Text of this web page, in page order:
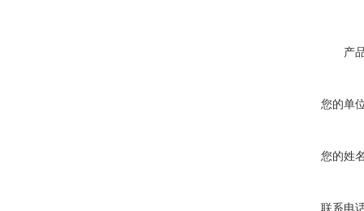
产
您的单
您的姓
联系电